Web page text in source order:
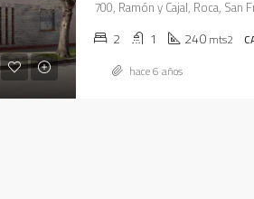
2 1 240mts2
hace 6 años